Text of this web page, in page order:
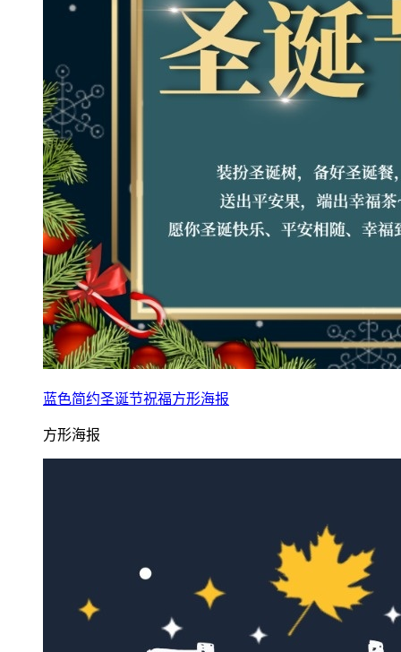
蓝色简约圣诞节祝福方形海报
方形海报